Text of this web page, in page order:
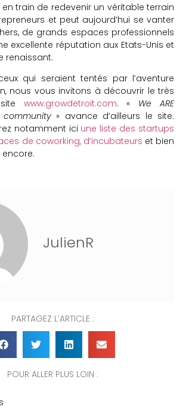
train de redevenir un véritable terrain
et peut aujourd’hui se vanter
de grands espaces professionnels
excellente réputation aux Etats-Unis et
renaissant.
qui seraient tentés par l’aventure
nous vous invitons à découvrir le très
www.growdetroit.com. « We ARE
community» avance d’ailleurs le site.
notamment ici une liste des startups
de coworking, d’incubateurs et bien
encore.
JulienR
PARTAGEZ L’ARTICLE :
POUR ALLER PLUS LOIN :